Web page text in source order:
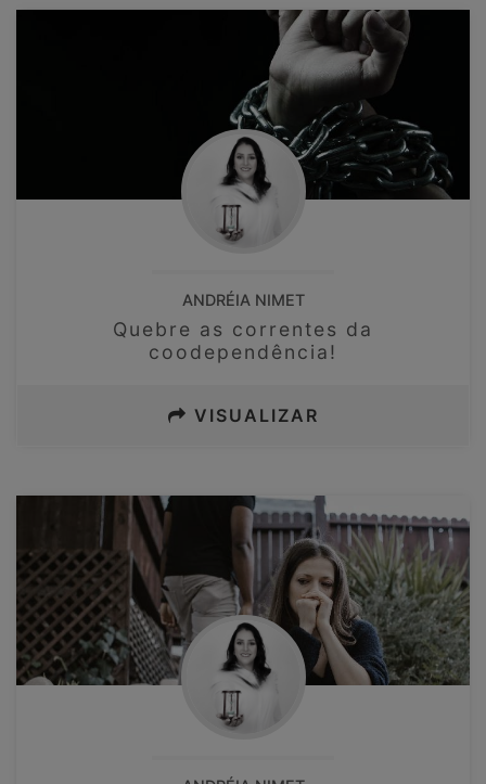
ANDRÉIA NIMET
Quebre as correntes da
coodependência!
VISUALIZAR